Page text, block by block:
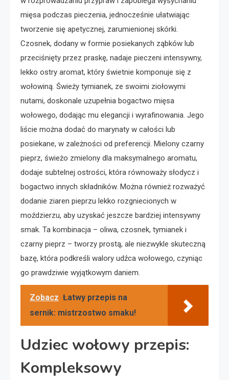
mięsa podczas pieczenia, jednocześnie ułatwiając
tworzenie się apetycznej, zarumienionej skórki.
Czosnek, dodany w formie posiekanych ząbków lub
przeciśnięty przez praskę, nadaje pieczeni intensywny,
lekko ostry aromat, który świetnie komponuje się z
wołowiną. Świeży tymianek, ze swoimi ziołowymi
nutami, doskonale uzupełnia bogactwo mięsa
wołowego, dodając mu elegancji i wyrafinowania. Jego
liście można dodać do marynaty w całości lub
posiekane, w zależności od preferencji. Mielony czarny
pieprz, świeżo zmielony dla maksymalnego aromatu,
dodaje subtelnej ostrości, która równoważy słodycz i
bogactwo innych składników. Można również rozważyć
dodanie ziaren pieprzu lekko rozgniecionych w
moździerzu, aby uzyskać jeszcze bardziej intensywny
smak. Ta kombinacja – oliwa, czosnek, tymianek i
czarny pieprz – tworzy prostą, ale niezwykle skuteczną
bazę, która podkreśli walory udźca wołowego, czyniąc
go prawdziwie wyjątkowym daniem.
Zobacz Łatwy przepis na
sernik: mistrzostwo smaku!
Udziec wołowy przepis:
Kompleksowy